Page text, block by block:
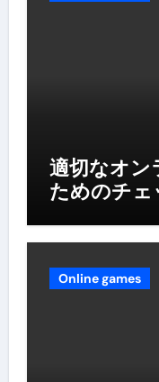
適切なオン
ためのチェ
Online games